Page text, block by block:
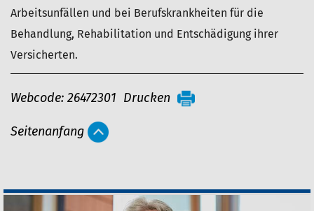
Arbeitsunfällen und bei Berufskrankheiten für die
Behandlung, Rehabilitation und Entschädigung ihrer
Versicherten.
A
t
Webcode: 26472301 Drucken
Seitenanfang